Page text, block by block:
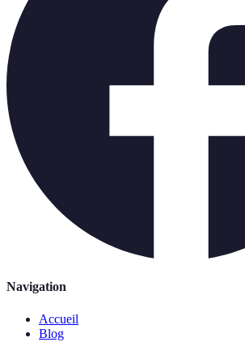
Navigation
Accueil
Blog